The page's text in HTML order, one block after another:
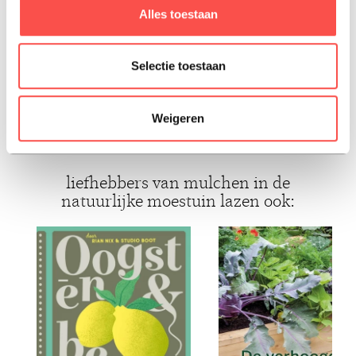
Alles toestaan
Selectie toestaan
Weigeren
je angst voor mulchen wegvalt en je merkt dat mulchen je
tuin zal transformeren.
Paperback, 2022, Nederlands
liefhebbers van mulchen in de
natuurlijke moestuin lazen ook: